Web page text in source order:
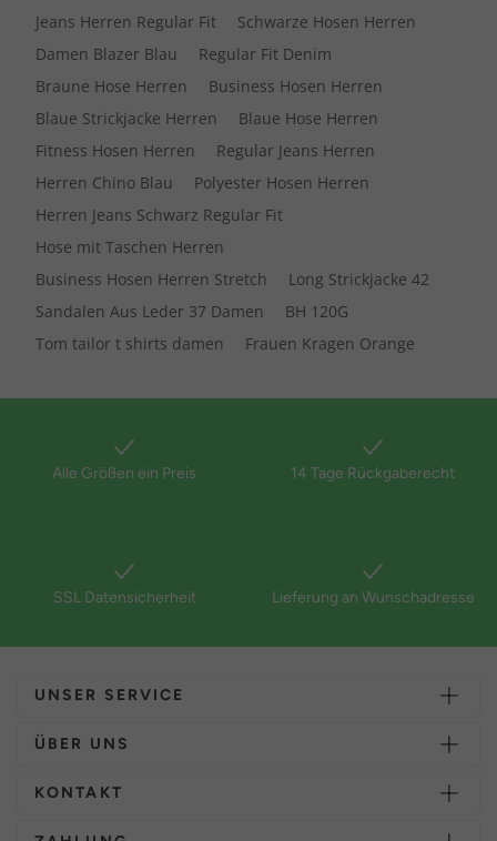
Jeans Herren Regular Fit
Schwarze Hosen Herren
Damen Blazer Blau
Regular Fit Denim
Braune Hose Herren
Business Hosen Herren
Blaue Strickjacke Herren
Blaue Hose Herren
Fitness Hosen Herren
Regular Jeans Herren
Herren Chino Blau
Polyester Hosen Herren
Herren Jeans Schwarz Regular Fit
Hose mit Taschen Herren
Business Hosen Herren Stretch
Long Strickjacke 42
Sandalen Aus Leder 37 Damen
BH 120G
Tom tailor t shirts damen
Frauen Kragen Orange
Alle Größen ein Preis 14 Tage Rückgaberecht
SSL Datensicherheit Lieferung an Wunschadresse
UNSER SERVICE
ÜBER UNS
KONTAKT